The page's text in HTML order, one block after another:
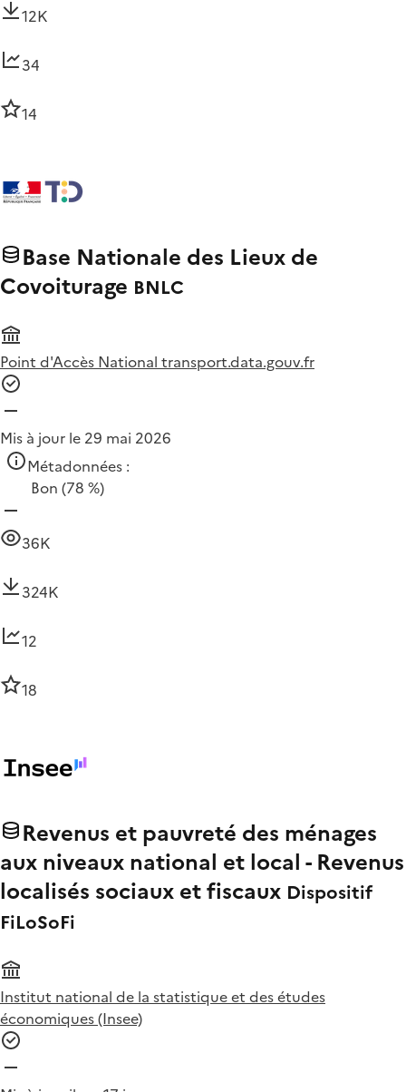
12K
34
14
Base Nationale des Lieux de
Covoiturage BNLC
Point d'Accès National transport.data.gouv.fr
Mis à jour le 29 mai 2026
Métadonnées :
Bon (78 %)
36K
324K
12
18
Revenus et pauvreté des ménages
aux niveaux national et local - Revenus
localisés sociaux et fiscaux Dispositif
FiLoSoFi
Institut national de la statistique et des études
économiques (Insee)